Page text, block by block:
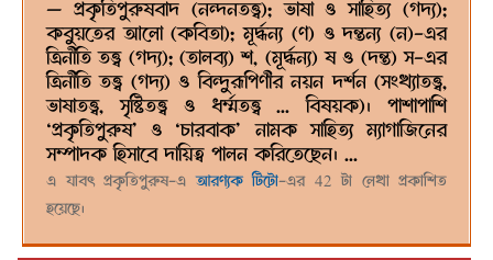
— প্রকৃতিপুরুষবাদ (নন্দনতত্ত্ব); ভাষা ও সাহিত্য (গদ্য);
কবুয়তের আলো (কবিতা); মূর্দ্ধন্য (ণ) ও দন্তন্য (ন)-এর
ত্রিনীতি তত্ত্ব (গদ্য); (তালব্য) শ, (মূর্দ্ধন্য) ষ ও (দন্ত) স-এর
ত্রিনীতি তত্ত্ব (গদ্য) ও বিন্দুরূপিণীর নয়ন দর্শন (সংখ্যাতত্ত্ব,
ভাষাতত্ত্ব, সৃষ্টিতত্ত্ব ও ধর্ম্মতত্ত্ব ... বিষয়ক)। পাশাপাশি
‘প্রকৃতিপুরুষ’ ও ‘চারবাক’ নামক সাহিত্য ম্যাগাজিনের
সম্পাদক হিসাবে দায়িত্ব পালন করিতেছেন। ...
এ যাবৎ প্রকৃতিপুরুষ-এআরণ্যক টিটো-এর 42 টা লেখা প্রকাশিত
হয়েছে।